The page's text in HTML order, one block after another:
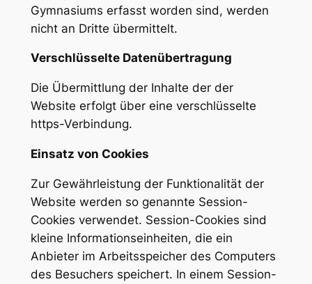
Gymnasiums erfasst worden sind, werden
nicht an Dritte übermittelt.
Verschlüsselte Datenübertragung
Die Übermittlung der Inhalte der der
Website erfolgt über eine verschlüsselte
https-Verbindung.
Einsatz von Cookies
Zur Gewährleistung der Funktionalität der
Website werden so genannte Session-
Cookies verwendet. Session-Cookies sind
kleine Informationseinheiten, die ein
Anbieter im Arbeitsspeicher des Computers
des Besuchers speichert. In einem Session-